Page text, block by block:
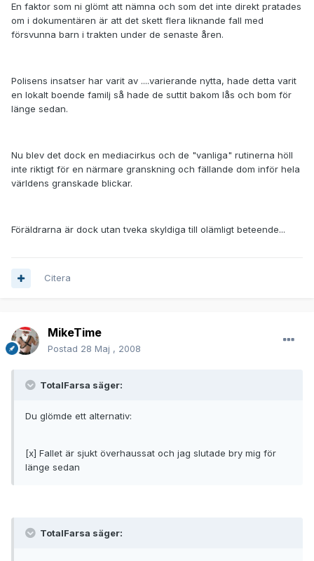
En faktor som ni glömt att nämna och som det inte direkt pratades
om i dokumentären är att det skett flera liknande fall med
försvunna barn i trakten under de senaste åren.
Polisens insatser har varit av ....varierande nytta, hade detta varit
en lokalt boende familj så hade de suttit bakom lås och bom för
länge sedan.
Nu blev det dock en mediacirkus och de "vanliga" rutinerna höll
inte riktigt för en närmare granskning och fällande dom inför hela
världens granskade blickar.
Föräldrarna är dock utan tveka skyldiga till olämligt beteende...
Citera
MikeTime
Postad 28 Maj , 2008
TotalFarsa säger:
Du glömde ett alternativ:
[x] Fallet är sjukt överhaussat och jag slutade bry mig för
länge sedan
TotalFarsa säger: